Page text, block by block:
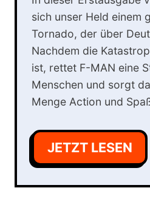
sich unser Held einem
Tornado, der über
Nachdem die
ist, rettet F-MAN eine
Menschen und sorgt
Menge Action und
JETZT LESEN